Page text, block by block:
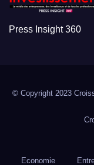
Press Insight 360
© Copyright 2023
Economie